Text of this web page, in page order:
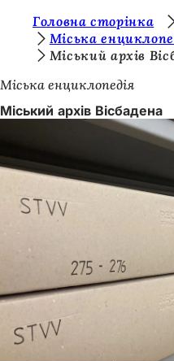
Перейти до змісту
т
у
т
:
Головна сторінка
Міська
Міський архів
Міська енциклопедія
Міський архів Вісбадена